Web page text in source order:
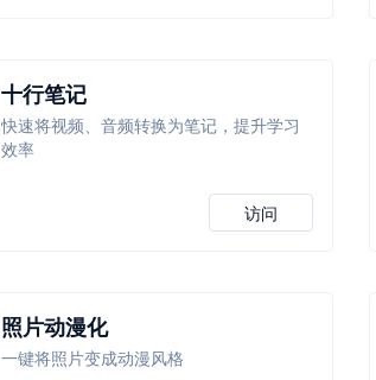
十行笔记
快速将视频、音频转换为笔记，提升学习
效率
访问
照片动漫化
一键将照片变成动漫风格